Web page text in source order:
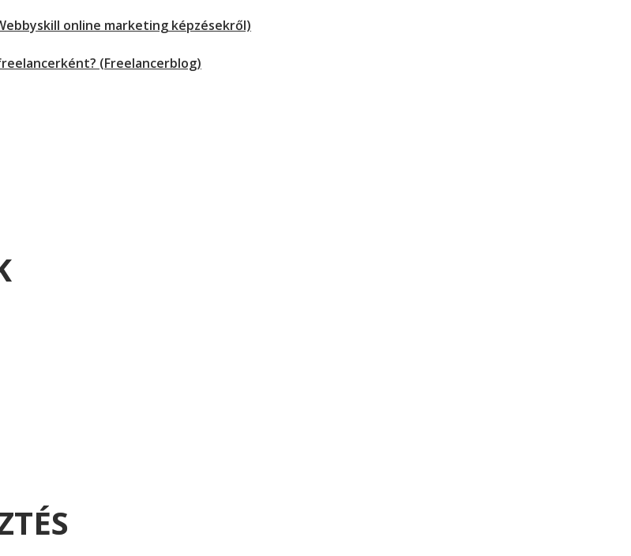
online marketing képzésekről)
(Freelancerblog)